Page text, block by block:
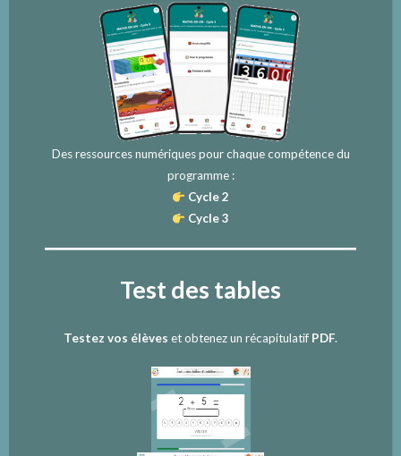
Des ressources numériques pour chaque compétence du
programme :
Cycle 2
Cycle 3
Test des tables
Testez vos élèves et obtenez un récapitulatif PDF.